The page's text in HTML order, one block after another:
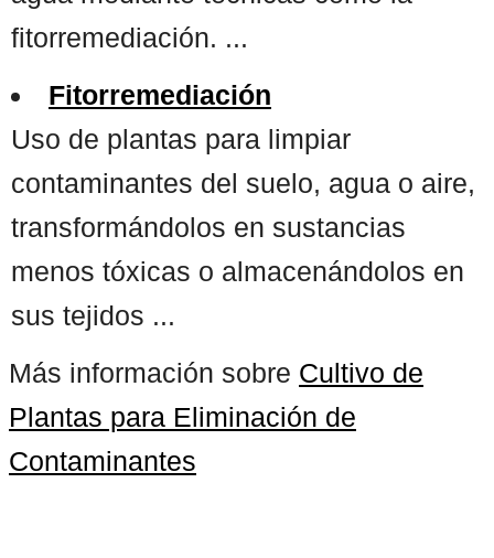
fitorremediación. ...
Fitorremediación
Uso de plantas para limpiar
contaminantes del suelo, agua o aire,
transformándolos en sustancias
menos tóxicas o almacenándolos en
sus tejidos ...
Más información sobre Cultivo de
Plantas para Eliminación de
Contaminantes